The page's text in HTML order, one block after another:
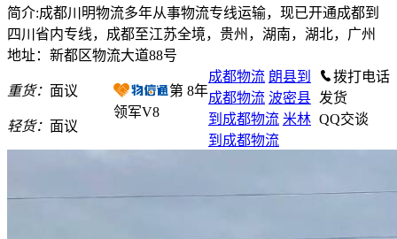
简介:成都川明物流多年从事物流专线运输，现已开通成都到
四川省内专线，成都至江苏全境，贵州，湖南，湖北，广州
地址：新都区物流大道88号
重货： 面议
轻货： 面议
第 8年
领军V8
拨打电话
发货
QQ交谈
成都物流 朗县到
成都物流 波密县
到成都物流 米林
到成都物流